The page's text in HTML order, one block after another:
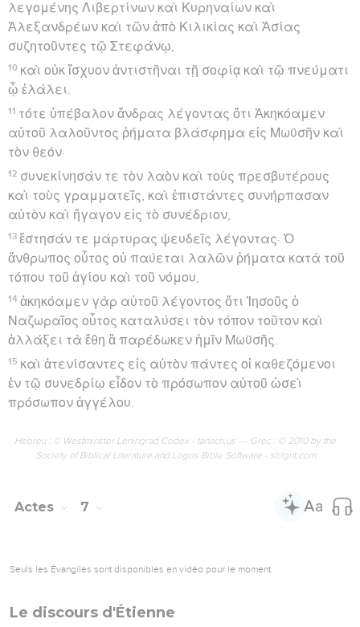
λεγομένης Λιβερτίνων καὶ Κυρηναίων καὶ
Ἀλεξανδρέων καὶ τῶν ἀπὸ Κιλικίας καὶ Ἀσίας
συζητοῦντες τῷ Στεφάνῳ,
10 καὶ οὐκ ἴσχυον ἀντιστῆναι τῇ σοφίᾳ καὶ τῷ πνεύματι
ᾧ ἐλάλει.
11 τότε ὑπέβαλον ἄνδρας λέγοντας ὅτι Ἀκηκόαμεν
αὐτοῦ λαλοῦντος ῥήματα βλάσφημα εἰς Μωϋσῆν καὶ
τὸν θεόν·
12 συνεκίνησάν τε τὸν λαὸν καὶ τοὺς πρεσβυτέρους
καὶ τοὺς γραμματεῖς, καὶ ἐπιστάντες συνήρπασαν
αὐτὸν καὶ ἤγαγον εἰς τὸ συνέδριον,
13 ἔστησάν τε μάρτυρας ψευδεῖς λέγοντας· Ὁ
ἄνθρωπος οὗτος οὐ παύεται λαλῶν ῥήματα κατὰ τοῦ
τόπου τοῦ ἁγίου καὶ τοῦ νόμου,
14 ἀκηκόαμεν γὰρ αὐτοῦ λέγοντος ὅτι Ἰησοῦς ὁ
Ναζωραῖος οὗτος καταλύσει τὸν τόπον τοῦτον καὶ
ἀλλάξει τὰ ἔθη ἃ παρέδωκεν ἡμῖν Μωϋσῆς.
15 καὶ ἀτενίσαντες εἰς αὐτὸν πάντες οἱ καθεζόμενοι
ἐν τῷ συνεδρίῳ εἶδον τὸ πρόσωπον αὐτοῦ ὡσεὶ
πρόσωπον ἀγγέλου.
Hébreu : © Westminster Leningrad Codex - tanach.us --- Grec : © 2010 by the
Society of Biblical Literature and Logos Bible Software - sblgnt.com
Actes 7
Seuls les Évangiles sont disponibles en vidéo pour le moment.
Le discours d'Étienne